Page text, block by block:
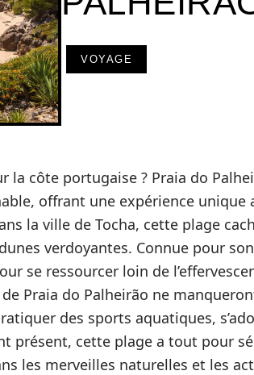
VOYAGE
la côte portugaise ? Praia do
offrant une expérience unique
la ville de Tocha, cette plage
verdoyantes. Connue pour son
se ressourcer loin de
Praia do Palheirão ne
des sports aquatiques,
présent, cette plage a tout pour
les merveilles naturelles et les